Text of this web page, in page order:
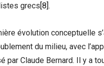
grecs [8] .
évolution conceptuelle
du milieu, avec
par Claude Bernard. Il y a